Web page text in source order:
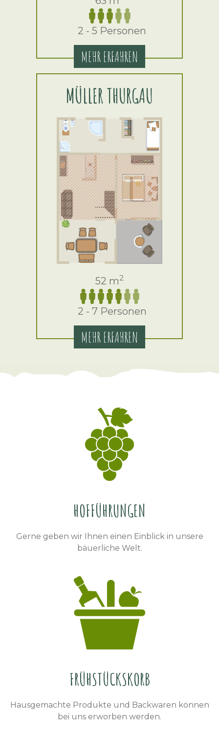
2 - 5 Personen
MEHR ERFAHREN
MÜLLER THURGAU
52 m2
2 - 7 Personen
MEHR ERFAHREN
HOFFÜHRUNGEN
Gerne geben wir Ihnen einen Einblick in unsere
bäuerliche Welt.
FRÜHSTÜCKSKORB
Hausgemachte Produkte und Backwaren können
bei uns erworben werden.